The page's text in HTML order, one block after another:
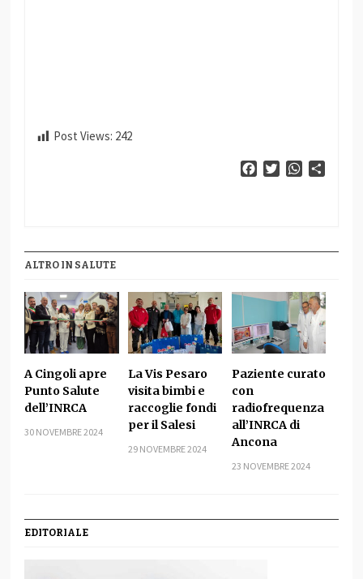
Post Views: 242
FacebookTwitterWhatsApp
ALTRO IN SALUTE
A Cingoli apre
Punto Salute
dell’INRCA
30 NOVEMBRE 2024
La Vis Pesaro
visita bimbi e
raccoglie fondi
per il Salesi
29 NOVEMBRE 2024
Paziente curato
con
radiofrequenza
all’INRCA di
Ancona
23 NOVEMBRE 2024
EDITORIALE